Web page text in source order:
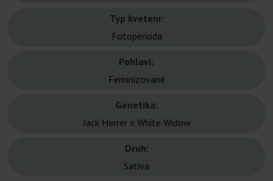
Typ kvetení:
Fotoperioda
Pohlaví:
Feminizované
Genetika:
Jack Herrer x White Widow
Druh:
Sativa